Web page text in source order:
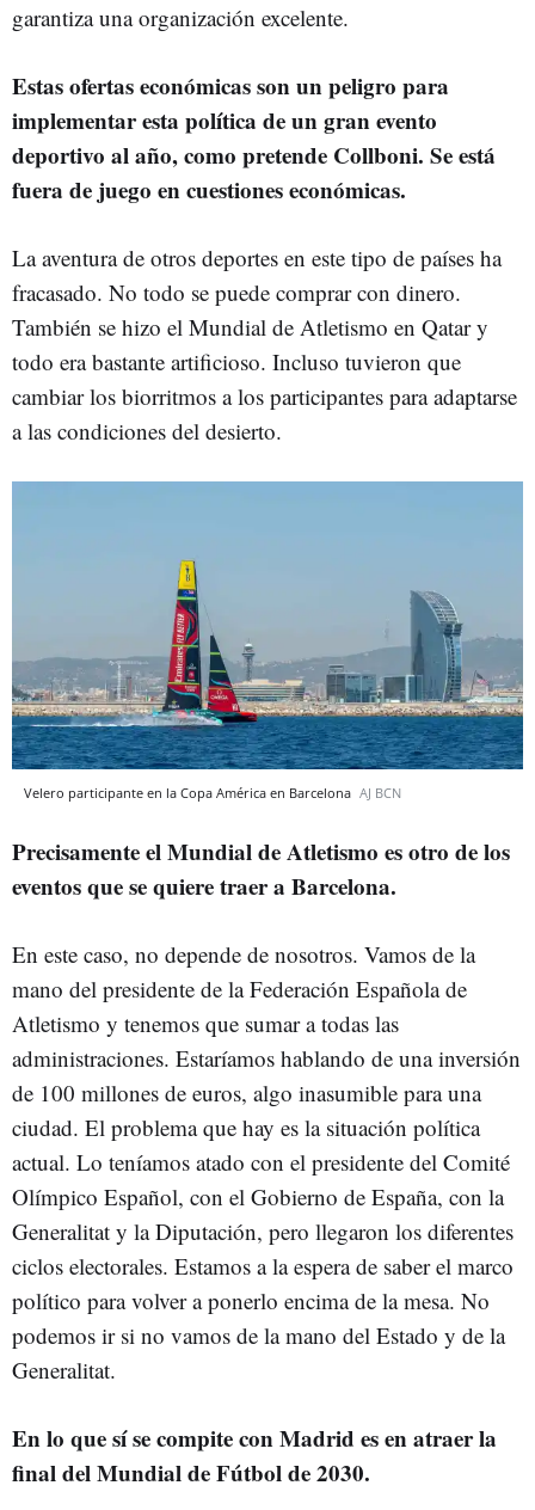
garantiza una organización excelente.
Estas ofertas económicas son un peligro para
implementar esta política de un gran evento
deportivo al año, como pretende Collboni. Se está
fuera de juego en cuestiones económicas.
La aventura de otros deportes en este tipo de países ha
fracasado. No todo se puede comprar con dinero.
También se hizo el Mundial de Atletismo en Qatar y
todo era bastante artificioso. Incluso tuvieron que
cambiar los biorritmos a los participantes para adaptarse
a las condiciones del desierto.
Velero participante en la Copa América en Barcelona AJ BCN
Precisamente el Mundial de Atletismo es otro de los
eventos que se quiere traer a Barcelona.
En este caso, no depende de nosotros. Vamos de la
mano del presidente de la Federación Española de
Atletismo y tenemos que sumar a todas las
administraciones. Estaríamos hablando de una inversión
de 100 millones de euros, algo inasumible para una
ciudad. El problema que hay es la situación política
actual. Lo teníamos atado con el presidente del Comité
Olímpico Español, con el Gobierno de España, con la
Generalitat y la Diputación, pero llegaron los diferentes
ciclos electorales. Estamos a la espera de saber el marco
político para volver a ponerlo encima de la mesa. No
podemos ir si no vamos de la mano del Estado y de la
Generalitat.
En lo que sí se compite con Madrid es en atraer la
final del Mundial de Fútbol de 2030.